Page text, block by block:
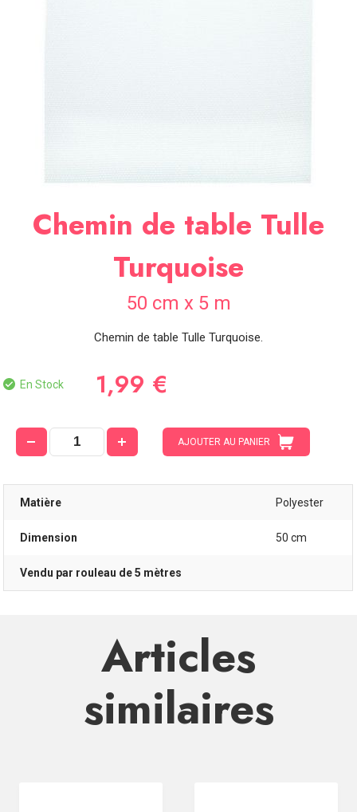
Chemin de table Tulle
Turquoise
50 cm x 5 m
Chemin de table Tulle Turquoise.
En Stock 1,99 €
AJOUTER AU PANIER
Matière Polyester
Dimension 50 cm
Vendu par rouleau de 5 mètres
Articles
similaires